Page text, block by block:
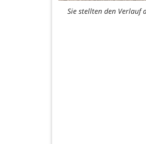
Sie stellten den Verlauf